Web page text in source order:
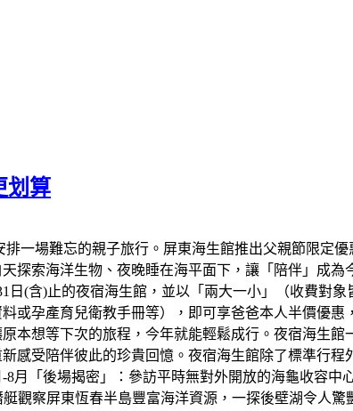
划算
一場難忘的親子旅行。屏東海生館推出父親節限定
探索海洋生物、夜晚睡在海平面下，讓「陪伴」成
日(含)止的夜宿海生館，並以「兩大一小」（收費對
或孕產育兒衛教手冊等），即可享爸爸本人半價優
本想等下次的旅程，今年就能輕鬆成行。夜宿海生
受陪伴彼此的珍貴回憶。夜宿海生館除了標準行程
「後場揭密」：參訪平時無對外開放的海龜收容中
察屏東恆春半島豐富海洋資源，一探後壁湖令人驚